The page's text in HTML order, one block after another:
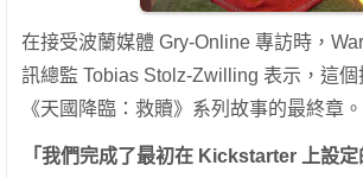
在接受波蘭媒體 Gry-Online 專訪時，
訊總監 Tobias Stolz-Zwilling 表示，這個
《天國降臨：救贖》系列故事的最終章。
「我們完成了最初在 Kickstarter 上設